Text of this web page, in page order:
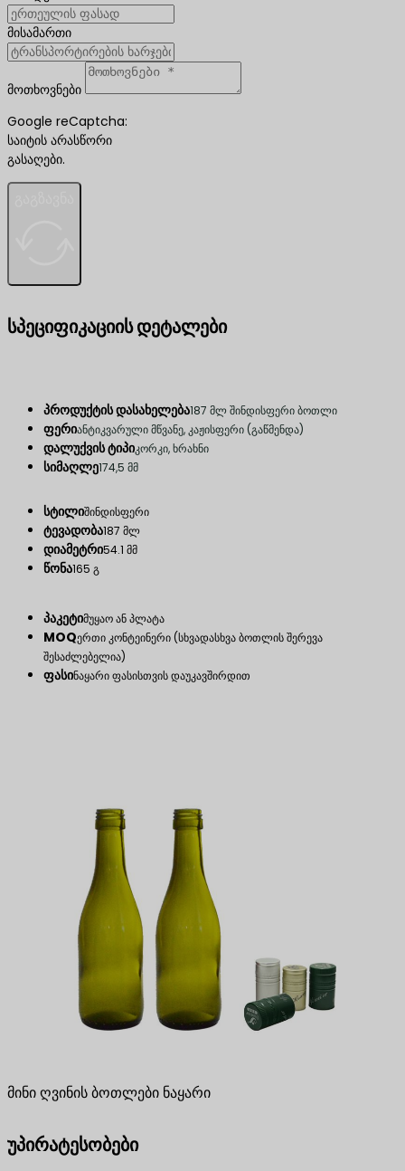
მისამართი
მოთხოვნები
Google reCaptcha:
საიტის არასწორი
გასაღები.
სპეციფიკაციის დეტალები
პროდუქტის დასახელება187 მლ შინდისფერი ბოთლი
ფერიანტიკვარული მწვანე, კაჟისფერი (გაწმენდა)
დალუქვის ტიპიკორკი, ხრახნი
სიმაღლე174,5 მმ
სტილიშინდისფერი
ტევადობა187 მლ
დიამეტრი54.1 მმ
წონა165 გ
პაკეტიმუყაო ან პლატა
MOQერთი კონტეინერი (სხვადასხვა ბოთლის შერევა
შესაძლებელია)
ფასინაყარი ფასისთვის დაუკავშირდით
მინი ღვინის ბოთლები ნაყარი
უპირატესობები